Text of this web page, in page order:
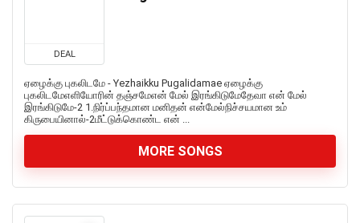
DEAL
ஏழைக்கு புகலிடமே - Yezhaikku Pugalidamae ஏழைக்கு
புகலிடமேஎளியோரின் தஞ்சமேஎன் மேல் இரங்கிடுமேதேவா என் மேல்
இரங்கிடுமே-2 1.நிர்ப்பந்தமான மனிதன் என்மேல்நிச்சயமான உம்
கிருபையினால்-2மீட்டுக்கொண்ட என் ...
MORE SONGS